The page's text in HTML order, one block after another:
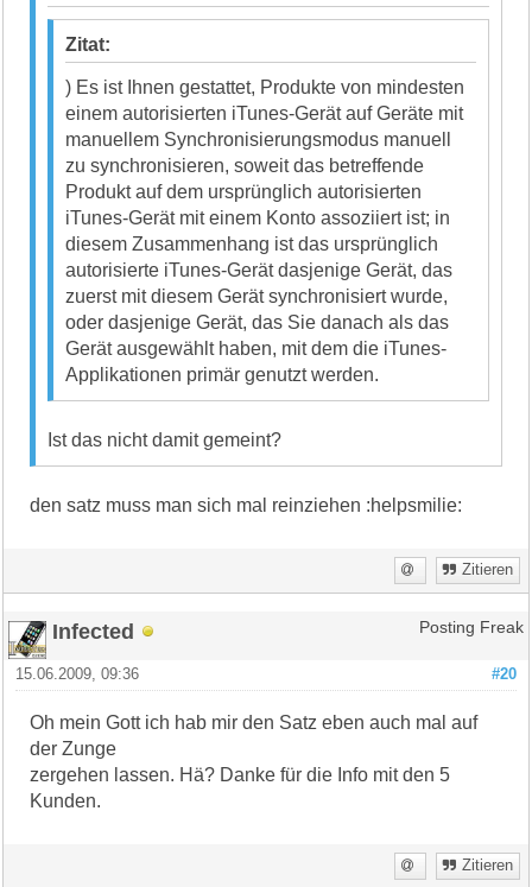
Zitat:
) Es ist Ihnen gestattet, Produkte von mindesten
einem autorisierten iTunes-Gerät auf Geräte mit
manuellem Synchronisierungsmodus manuell
zu synchronisieren, soweit das betreffende
Produkt auf dem ursprünglich autorisierten
iTunes-Gerät mit einem Konto assoziiert ist; in
diesem Zusammenhang ist das ursprünglich
autorisierte iTunes-Gerät dasjenige Gerät, das
zuerst mit diesem Gerät synchronisiert wurde,
oder dasjenige Gerät, das Sie danach als das
Gerät ausgewählt haben, mit dem die iTunes-
Applikationen primär genutzt werden.
Ist das nicht damit gemeint?
den satz muss man sich mal reinziehen :helpsmilie:
Zitieren
Infected Posting Freak
#20
15.06.2009, 09:36
Oh mein Gott ich hab mir den Satz eben auch mal auf
der Zunge
zergehen lassen. Hä? Danke für die Info mit den 5
Kunden.
Zitieren